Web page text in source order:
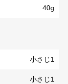
40g
小さじ1
小さじ1